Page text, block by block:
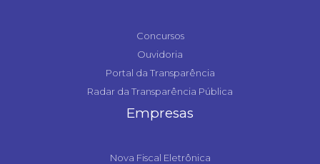
Concursos
Ouvidoria
Portal da Transparência
Radar da Transparência Pública
Empresas
Nova Fiscal Eletrônica